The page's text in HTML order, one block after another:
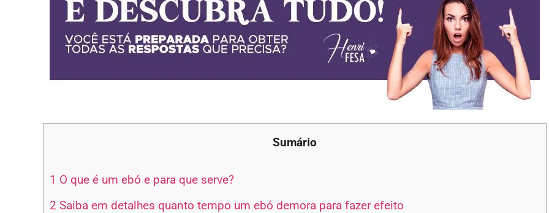
Sumário
1 O que é um ebó e para que serve?
2 Saiba em detalhes quanto tempo um ebó demora para fazer efeito